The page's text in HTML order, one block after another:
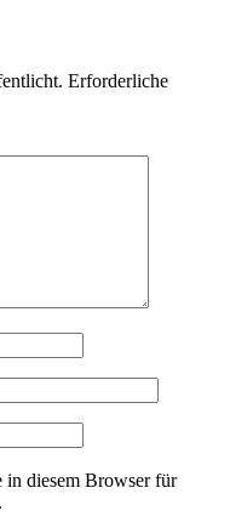
Erforderliche
in diesem Browser für